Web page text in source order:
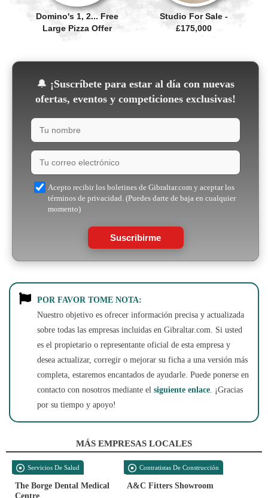
Domino's 1, 2... Free
Large Pizza Offer
Studio For Sale -
£175,000
🔔 ¡Suscríbete para estar al día con nuevas
ofertas, eventos y competiciones exclusivas!
Acepto recibir los boletines de Gibraltar.com y aceptar los
términos de privacidad. (Puedes darte de baja en cualquier
momento)
Suscribirme
POR FAVOR TOME NOTA:
Nuestro objetivo es ofrecer información precisa y actualizada
sobre todas las empresas incluidas en Gibraltar.com. Si usted
es el propietario o representante oficial de esta empresa y
desea actualizar, corregir o mejorar su ficha a una versión más
completa, estaremos encantados de ayudarle. Puede ponerse en
contacto con nosotros mediante el siguiente enlace. ¡Gracias
por su tiempo y apoyo!
MÁS EMPRESAS LOCALES
Servicios De Salud
The Borge Dental Medical
Centre
Contratistas De Construcción
A&C Fitters Showroom